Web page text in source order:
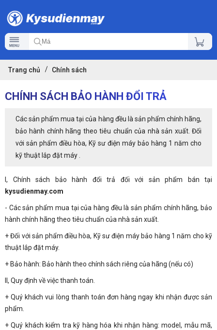
Trang chủ Chính sách
CHÍNH SÁCH BẢO HÀNH ĐỔI TRẢ
Các sản phẩm mua tại của hàng đều là sản phẩm chính hãng,
bảo hành chính hãng theo tiêu chuẩn của nhà sản xuất. Đối
với sản phẩm điều hòa, Kỹ sư điện máy bảo hàng 1 năm cho
kỹ thuật lắp đặt máy .
I, Chính sách bảo hành đổi trả đối với sản phẩm bán tại
kysudienmay.com
- Các sản phẩm mua tại của hàng đều là sản phẩm chính hãng, bảo
hành chính hãng theo tiêu chuẩn của nhà sản xuất.
+ Đối với sản phẩm điều hòa, Kỹ sư điện máy bảo hàng 1 năm cho kỹ
thuật lắp đặt máy.
+ Bảo hành: Bảo hành theo chính sách riêng của hãng (nếu có)
II, Quy định về việc thanh toán.
+ Quý khách vui lòng thanh toán đơn hàng ngay khi nhận được sản
phẩm.
+ Quý khách kiểm tra kỹ hàng hóa khi nhận hàng: model, mẫu mã,